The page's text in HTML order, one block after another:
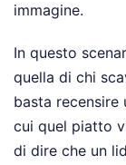
immagine.
In questo
quella di chi
basta
cui quel piatto
di dire che un